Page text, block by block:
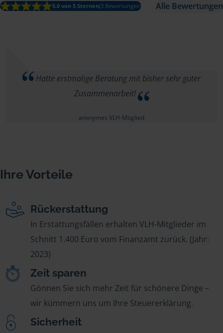
5.0 von 5 Sternen(3 Bewertungen) Alle Bewertungen
Hatte erstmalige Beratung mit bisher sehr guter
Zusammenarbeit!
anonymes VLH-Mitglied
Ihre Vorteile
Rückerstattung
In Erstattungsfällen erhalten VLH-Mitglieder im
Schnitt 1.400 Euro vom Finanzamt zurück. (Jahr:
2023)
Zeit sparen
Gönnen Sie sich mehr Zeit für schönere Dinge –
wir kümmern uns um Ihre Steuererklärung.
Sicherheit